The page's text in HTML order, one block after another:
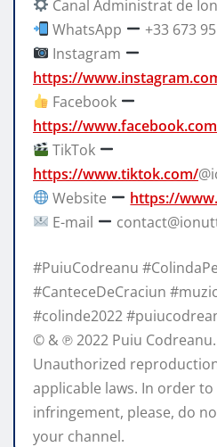
Canal Administrat de
WhatsApp
+33 673
Instagram
https://
Facebook
https://
TikTok
https://www.tiktok.com/
Website
https://
E-mail
#PuiuCodreanu
#CanteceDeCraciun
#colinde2022
© & ℗ 2022 Puiu
Unauthorized
applicable laws. In order
infringement, please, do
your channel.